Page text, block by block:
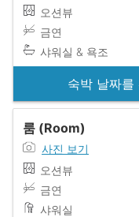
오션뷰
금연
샤워실 & 욕조
숙박 날짜를
룸 (Room)
사진 보기
오션뷰
금연
샤워실